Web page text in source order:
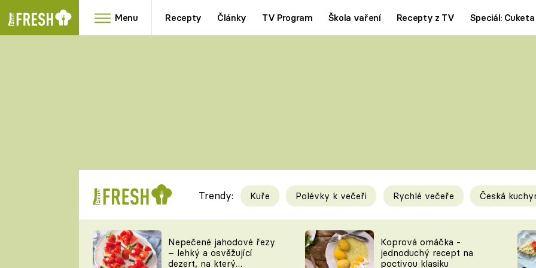
Menu Recepty Články TV Program Škola vaření Recepty z TV Speciál: Cuketa
RYCHLOVKY
Videorecepty
TEĎ VAŘÍ ŠÉF!
Tipy a triky
KAM ZA JÍDLEM
Trendy: Kuře Polévky k večeři Rychlé večeře Česká
Nepečené jahodové řezy
– lehký a osvěžující
dezert, na který
Koprová omáčka -
jednoduchý recept na
poctivou klasiku